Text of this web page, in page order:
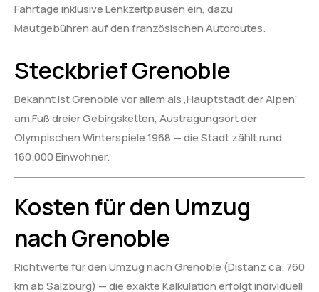
Fahrtage inklusive Lenkzeitpausen ein, dazu
Mautgebühren auf den französischen Autoroutes.
Steckbrief Grenoble
Bekannt ist Grenoble vor allem als ‚Hauptstadt der Alpen‘
am Fuß dreier Gebirgsketten, Austragungsort der
Olympischen Winterspiele 1968 — die Stadt zählt rund
160.000 Einwohner.
Kosten für den Umzug
nach Grenoble
Richtwerte für den Umzug nach Grenoble (Distanz ca. 760
km ab Salzburg) — die exakte Kalkulation erfolgt individuell